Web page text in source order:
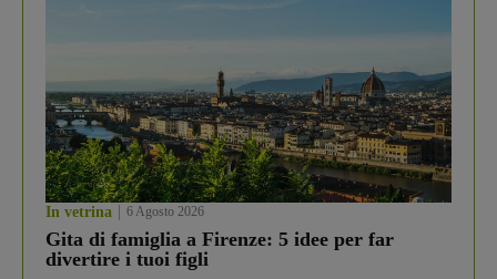
In vetrina 6 Agosto 2026
Gita di famiglia a Firenze: 5 idee per far
divertire i tuoi figli